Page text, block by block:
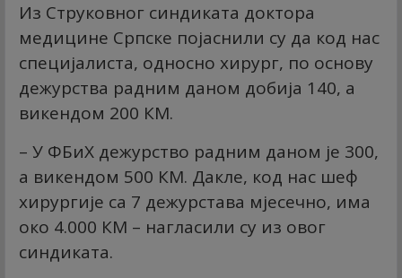
Из Струковног синдиката доктора
медицине Српске појаснили су да код нас
специјалиста, односно хирург, по основу
дежурства радним даном добија 140, а
викендом 200 КМ.
– У ФБиХ дежурство радним даном је 300,
а викендом 500 КМ. Дакле, код нас шеф
хирургије са 7 дежурстава мјесечно, има
око 4.000 КМ – нагласили су из овог
синдиката.